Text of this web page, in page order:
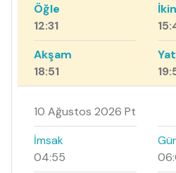
Öğle
12:31
Akşam
18:51
10 Ağustos 2026 Pt
İmsak
04:55